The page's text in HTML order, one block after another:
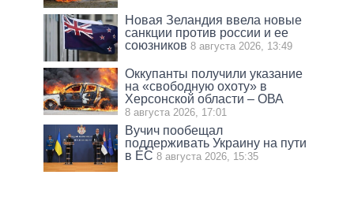
Новая Зеландия ввела новые
санкции против россии и ее
союзников 8 августа 2026, 13:49
Оккупанты получили указание
на «свободную охоту» в
Херсонской области – ОВА
8 августа 2026, 17:01
Вучич пообещал
поддерживать Украину на пути
в ЕС 8 августа 2026, 15:35